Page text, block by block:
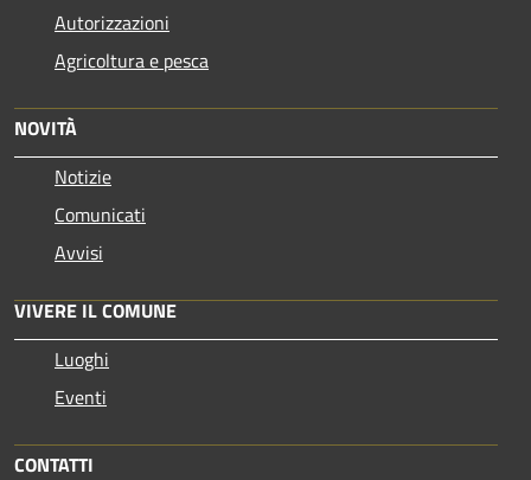
Autorizzazioni
Agricoltura e pesca
NOVITÀ
Notizie
Comunicati
Avvisi
VIVERE IL COMUNE
Luoghi
Eventi
CONTATTI